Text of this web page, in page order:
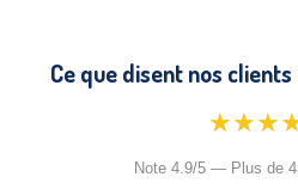
Ce que disent nos
Note 4.9/5 — Plus de